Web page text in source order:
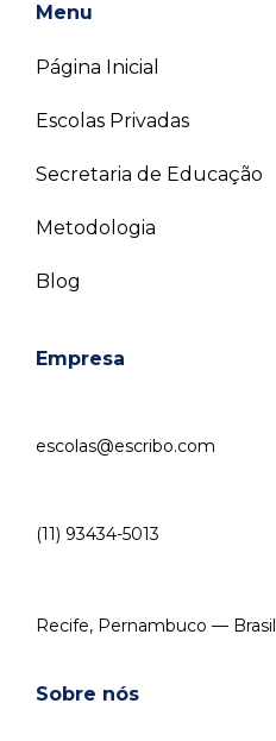
Menu
Página Inicial
Escolas Privadas
Secretaria de Educação
Metodologia
Blog
Empresa
escolas@escribo.com
(11) 93434-5013
Recife, Pernambuco — Brasil
Sobre nós